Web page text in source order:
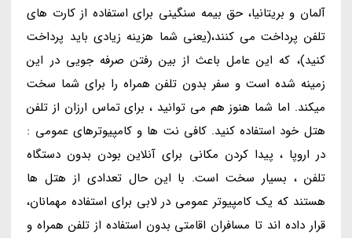
آلمان و بریتانیا، حق بیمه سنگینی برای استفاده از کارت های
تلفن پرداخت می کنند،(یعنی شما هزینه زیادی باید پرداخت
کنید)، که این عامل باعث از بین رفتن صرفه جویی در این
زمینه شده است و سفر بدون تلفن همراه را برای شما سخت
میکند. اما شما هنوز هم می توانید ، برای تماس ارزان از تلفن
هتل خود استفاده کنید. کافی نت ها و کامپیوترهای عمومی :
در اروپا ، پیدا کردن مکانی برای آنلاین بودن بدون دستگاه
تلفن ، بسیار سخت است. با این حال تعدادی از هتل ها
هستند که یک کامپیوتر عمومی در لابی برای استفاده مهمانان،
قرار داده اند تا مسافران اقامتی بدون استفاده از تلفن همراه و